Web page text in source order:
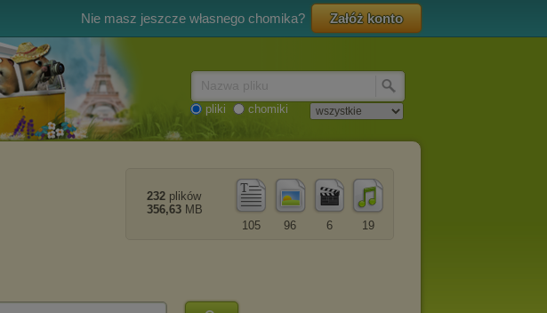
Nie masz jeszcze własnego chomika? Załóż konto
pliki chomiki
19
6
96
105
232 plików
356,63 MB